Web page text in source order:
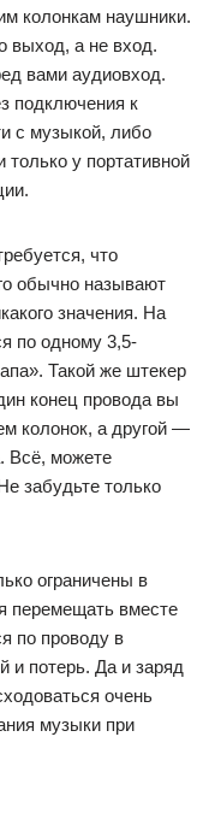
колонкам наушники.
выход, а не вход.
вами аудиовход.
подключения к
с музыкой, либо
только у портативной
что
обычно называют
значения. На
по одному 3,5-
Такой же штекер
конец провода вы
колонок, а другой —
Всё, можете
забудьте только
ограничены в
перемещать вместе
по проводу в
и потерь. Да и заряд
очень
музыки при